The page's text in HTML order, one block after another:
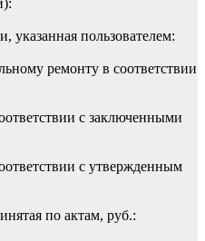
указанная пользователем:
ремонту в соответствии
с заключенными
с утвержденным
по актам, руб.: